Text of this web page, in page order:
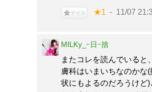
ナイス ★1 11/07
MILKy_ｰ日ｰ捨
またコレを読んでいると
膚科はいまいちなのかな
状にもよるのだろうけど)